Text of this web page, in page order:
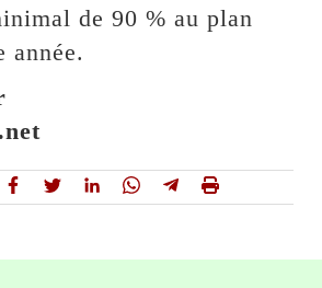
de 90 % au plan
année.